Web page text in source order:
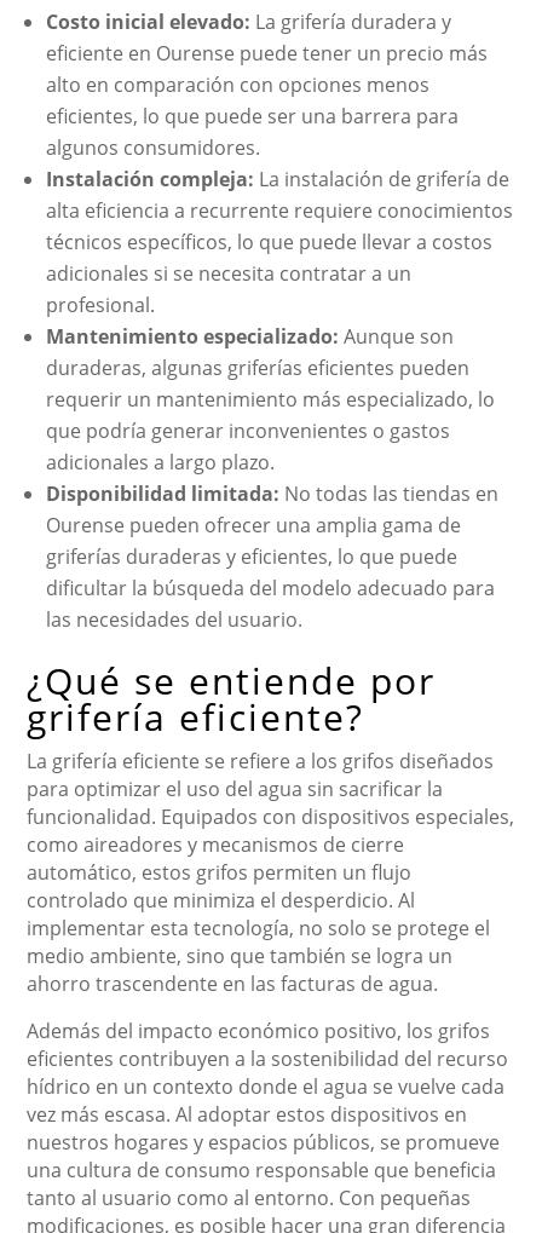
Costo inicial elevado: La grifería duradera y
eficiente en Ourense puede tener un precio más
alto en comparación con opciones menos
eficientes, lo que puede ser una barrera para
algunos consumidores.
Instalación compleja: La instalación de grifería de
alta eficiencia a recurrente requiere conocimientos
técnicos específicos, lo que puede llevar a costos
adicionales si se necesita contratar a un
profesional.
Mantenimiento especializado: Aunque son
duraderas, algunas griferías eficientes pueden
requerir un mantenimiento más especializado, lo
que podría generar inconvenientes o gastos
adicionales a largo plazo.
Disponibilidad limitada: No todas las tiendas en
Ourense pueden ofrecer una amplia gama de
griferías duraderas y eficientes, lo que puede
dificultar la búsqueda del modelo adecuado para
las necesidades del usuario.
¿Qué se entiende por
grifería eficiente?
La grifería eficiente se refiere a los grifos diseñados
para optimizar el uso del agua sin sacrificar la
funcionalidad. Equipados con dispositivos especiales,
como aireadores y mecanismos de cierre
automático, estos grifos permiten un flujo
controlado que minimiza el desperdicio. Al
implementar esta tecnología, no solo se protege el
medio ambiente, sino que también se logra un
ahorro trascendente en las facturas de agua.
Además del impacto económico positivo, los grifos
eficientes contribuyen a la sostenibilidad del recurso
hídrico en un contexto donde el agua se vuelve cada
vez más escasa. Al adoptar estos dispositivos en
nuestros hogares y espacios públicos, se promueve
una cultura de consumo responsable que beneficia
tanto al usuario como al entorno. Con pequeñas
modificaciones, es posible hacer una gran diferencia